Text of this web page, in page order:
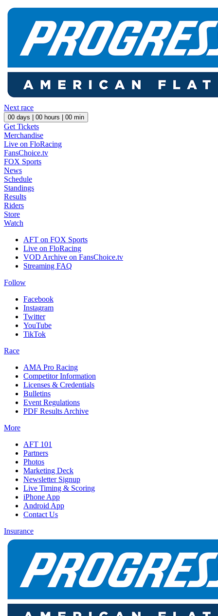
Next race
00 days | 00 hours | 00 min
Get Tickets
Merchandise
Live on FloRacing
FansChoice.tv
FOX Sports
News
Schedule
Standings
Results
Riders
Store
Watch
AFT on FOX Sports
Live on FloRacing
VOD Archive on FansChoice.tv
Streaming FAQ
Follow
Facebook
Instagram
Twitter
YouTube
TikTok
Race
AMA Pro Racing
Competitor Information
Licenses & Credentials
Bulletins
Event Regulations
PDF Results Archive
More
AFT 101
Partners
Photos
Marketing Deck
Newsletter Signup
Live Timing & Scoring
iPhone App
Android App
Contact Us
Insurance